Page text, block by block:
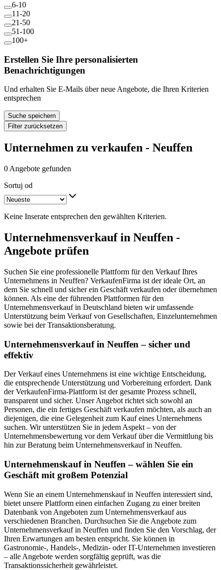
6-10
11-20
21-50
51-100
100+
Erstellen Sie Ihre personalisierten
Benachrichtigungen
Und erhalten Sie E-Mails über neue Angebote, die Ihren Kriterien
entsprechen
Suche speichern
Filter zurücksetzen
Unternehmen zu verkaufen - Neuffen
0 Angebote gefunden
Sortuj od
Keine Inserate entsprechen den gewählten Kriterien.
Unternehmensverkauf in Neuffen -
Angebote prüfen
Suchen Sie eine professionelle Plattform für den Verkauf Ihres
Unternehmens in Neuffen? VerkaufenFirma ist der ideale Ort, an
dem Sie schnell und sicher ein Geschäft verkaufen oder übernehmen
können. Als eine der führenden Plattformen für den
Unternehmensverkauf in Deutschland bieten wir umfassende
Unterstützung beim Verkauf von Gesellschaften, Einzelunternehmen
sowie bei der Transaktionsberatung.
Unternehmensverkauf in Neuffen – sicher und
effektiv
Der Verkauf eines Unternehmens ist eine wichtige Entscheidung,
die entsprechende Unterstützung und Vorbereitung erfordert. Dank
der VerkaufenFirma-Plattform ist der gesamte Prozess schnell,
transparent und sicher. Unser Angebot richtet sich sowohl an
Personen, die ein fertiges Geschäft verkaufen möchten, als auch an
diejenigen, die eine Gelegenheit zum Kauf eines Unternehmens
suchen. Wir unterstützen Sie in jedem Aspekt – von der
Unternehmensbewertung vor dem Verkauf über die Vermittlung bis
hin zur Beratung beim Unternehmensverkauf in Neuffen.
Unternehmenskauf in Neuffen – wählen Sie ein
Geschäft mit großem Potenzial
Wenn Sie an einem Unternehmenskauf in Neuffen interessiert sind,
bietet unsere Plattform einen einfachen Zugang zu einer breiten
Datenbank von Angeboten zum Unternehmensverkauf aus
verschiedenen Branchen. Durchsuchen Sie die Angebote zum
Unternehmensverkauf in Neuffen und finden Sie den Vorschlag, der
Ihren Erwartungen am besten entspricht. Sie können in
Gastronomie-, Handels-, Medizin- oder IT-Unternehmen investieren
– alle Angebote werden sorgfältig geprüft, was die
Transaktionssicherheit gewährleistet.